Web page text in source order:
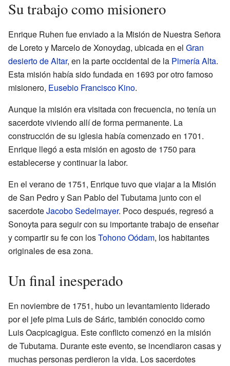
Su trabajo como misionero
Enrique Ruhen fue enviado a la Misión de Nuestra Señora
de Loreto y Marcelo de Xonoydag, ubicada en el Gran
desierto de Altar, en la parte occidental de la Pimería Alta.
Esta misión había sido fundada en 1693 por otro famoso
misionero, Eusebio Francisco Kino.
Aunque la misión era visitada con frecuencia, no tenía un
sacerdote viviendo allí de forma permanente. La
construcción de su iglesia había comenzado en 1701.
Enrique llegó a esta misión en agosto de 1750 para
establecerse y continuar la labor.
En el verano de 1751, Enrique tuvo que viajar a la Misión
de San Pedro y San Pablo del Tubutama junto con el
sacerdoteJacobo Sedelmayer. Poco después, regresó a
Sonoyta para seguir con su importante trabajo de enseñar
y compartir su fe con losTohono Oódam, los habitantes
originales de esa zona.
Un final inesperado
En noviembre de 1751, hubo un levantamiento liderado
por el jefe pima Luis de Sáric, también conocido como
Luis Oacpicagigua. Este conflicto comenzó en la misión
de Tubutama. Durante este evento, se incendiaron casas y
muchas personas perdieron la vida. Los sacerdotes